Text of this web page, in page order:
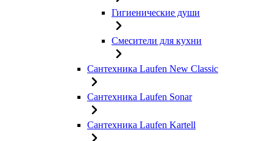
Гигиенические души
Смесители для кухни
Сантехника Laufen New Classic
Сантехника Laufen Sonar
Сантехника Laufen Kartell